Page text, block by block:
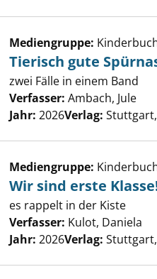
Details von Tierisch
Mediengruppe:
Tierisch gute
zwei Fälle in einem Band
Verfasser: Ambach, Jule
Jahr: 2026Verlag:
Details von Wir sind
Mediengruppe:
Wir sind erste
es rappelt in der Kiste
Verfasser: Kulot, Daniela
Jahr: 2026Verlag: